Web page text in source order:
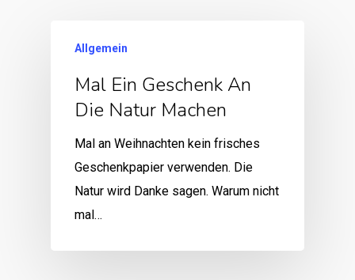
Allgemein
Mal Ein Geschenk An
Die Natur Machen
Mal an Weihnachten kein frisches
Geschenkpapier verwenden. Die
Natur wird Danke sagen. Warum nicht
mal…